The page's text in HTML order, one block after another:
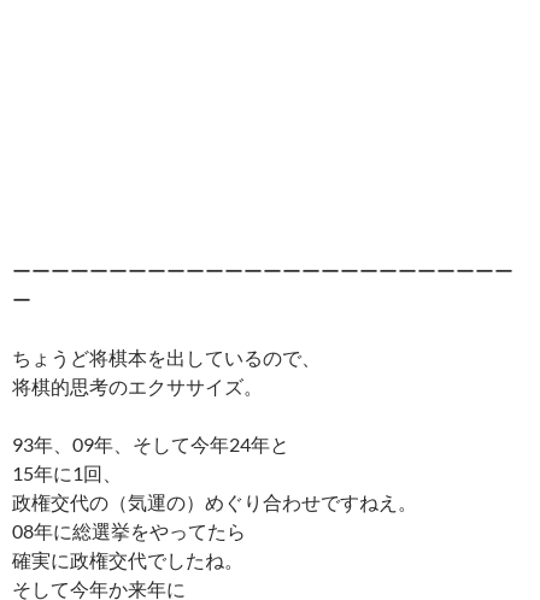
ーーーーーーーーーーーーーーーーーーーーーーーーーー
ー
ちょうど将棋本を出しているので、
将棋的思考のエクササイズ。
93年、09年、そして今年24年と
15年に1回、
政権交代の（気運の）めぐり合わせですねえ。
08年に総選挙をやってたら
確実に政権交代でしたね。
そして今年か来年に